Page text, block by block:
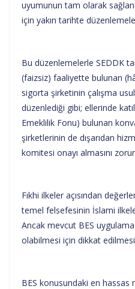
uyumunun tam olarak
için yakın tarihte
Bu düzenlemelerle SEDDK
(faizsiz) faaliyette bulunan
sigorta şirketinin çalışma
düzenlediği gibi; ellerinde
Emeklilik Fonu) bulunan
şirketlerinin de dışarıdan
komitesi onayı almasını
Fıkhi ilkeler açısından
temel felsefesinin İslami
Ancak mevcut BES
olabilmesi için dikkat
BES konusundaki en